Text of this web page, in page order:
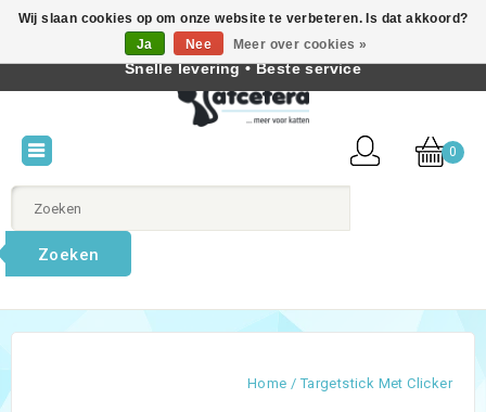
Nederlands
0
Zoeken
Home /Targetstick Met Clicker
Wij slaan cookies op om onze website te verbeteren. Is dat akkoord?
Ja
Nee Meer over cookies »
Beste producten voor katten • Kennis van kattengedrag •
Snelle levering • Beste service